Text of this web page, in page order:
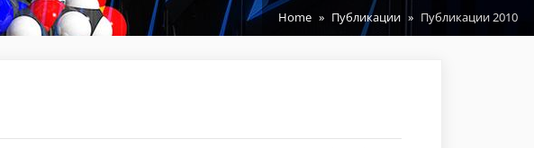
Home Публикации Публикации 2010